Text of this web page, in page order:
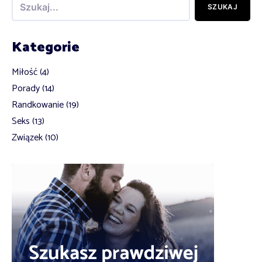
SZUKAJ
Kategorie
Miłość(4)
Porady(14)
Randkowanie(19)
Seks(13)
Związek(10)